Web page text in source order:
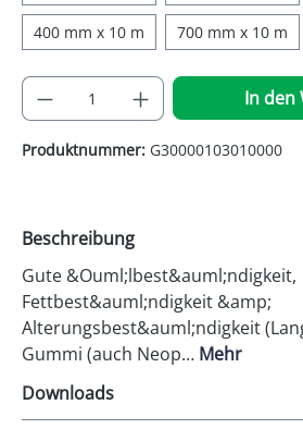
400 mm x 10 m 700 mm x 10 m
Produkt Anzahl: GibIn den
Produktnummer: G30000103010000
Beschreibung
Gute &Ouml;lbest&auml;ndigkeit,
Fettbest&auml;ndigkeit &amp;
Alterungsbest&auml;ndigkeit
Gummi (auch Neop… Mehr
Downloads